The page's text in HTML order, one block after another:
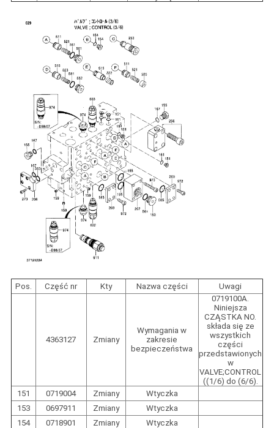
Pos. Część nr Kty Nazwa części Uwagi
4363127 Zmiany
Wymagania w
zakresie
bezpieczeństwa
0719100A.
Niniejsza
CZĄSTKA NO.
składa się ze
wszystkich
części
przedstawionych
w
VALVE;CONTROL
((1/6) do (6/6).
151
0719004 Zmiany
Wtyczka
153
0697911 Zmiany
Wtyczka
154
0718901 Zmiany
Wtyczka